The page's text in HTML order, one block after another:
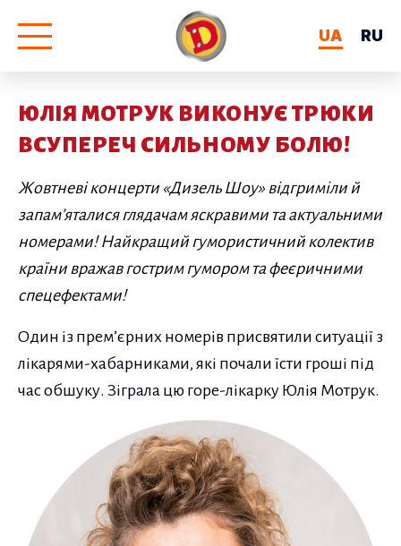
UA
RU
ЮЛІЯ МОТРУК ВИКОНУЄ ТРЮКИ
ВСУПЕРЕЧ СИЛЬНОМУ БОЛЮ!
Жовтневі концерти «Дизель Шоу» відгриміли й
запам’яталися глядачам яскравими та актуальними
номерами! Найкращий гумористичний колектив
країни вражав гострим гумором та феєричними
спецефектами!
Один із прем’єрних номерів присвятили ситуації з
лікарями-хабарниками, які почали їсти гроші під
час обшуку. Зіграла цю горе-лікарку Юлія Мотрук.